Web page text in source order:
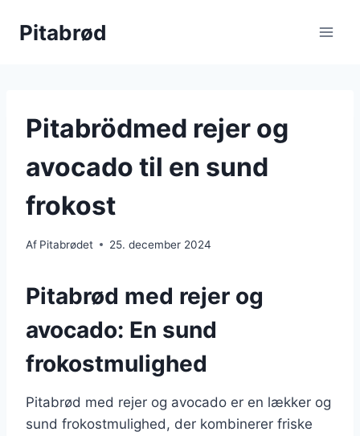
Pitabrød
Pitabrödmed rejer og
avocado til en sund
frokost
Af Pitabrødet 25. december 2024
Pitabrød med rejer og
avocado: En sund
frokostmulighed
Pitabrød med rejer og avocado er en lækker og
sund frokostmulighed, der kombinerer friske